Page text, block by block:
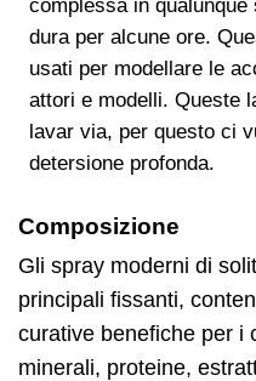
complessa in
dura per alcune ore.
usati per modellare le
attori e modelli. Queste
lavar via, per questo ci
detersione profonda.
Composizione
Gli spray moderni di
principali fissanti,
curative benefiche per i
minerali, proteine,